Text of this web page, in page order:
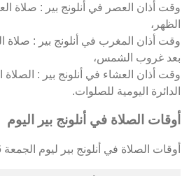
وقت أذان العصر في أنلونج بير : صلاة
الظهر،
وقت أذان المغرب في أنلونج بير : صلاة
بعد غروب الشمس،
وقت أذان العشاء في أنلونج بير : الصلاة
الدائرة اليومية للصلوات.
أوقات الصلاة في أنلونج بير اليوم
أوقات الصلاة في أنلونج بير ليوم الجمعة 07/08/2026 كالتالي :